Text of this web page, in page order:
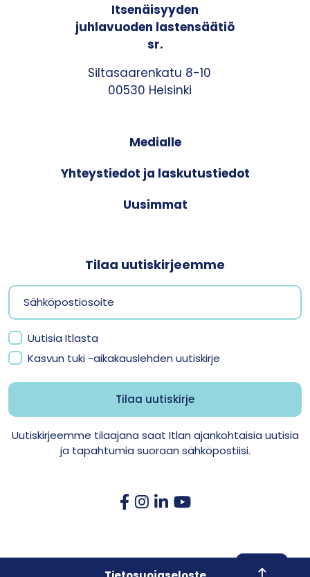
Skroll to
Itsenäisyyden
juhlavuoden lastensäätiö
sr.
Siltasaarenkatu 8-10
00530 Helsinki
Medialle
Yhteystiedot ja laskutustiedot
Uusimmat
Tilaa uutiskirjeemme
Uutisia Itlasta
Kasvun tuki -aikakauslehden uutiskirje
Uutiskirjeemme tilaajana saat Itlan ajankohtaisia uutisia
ja tapahtumia suoraan sähköpostiisi.